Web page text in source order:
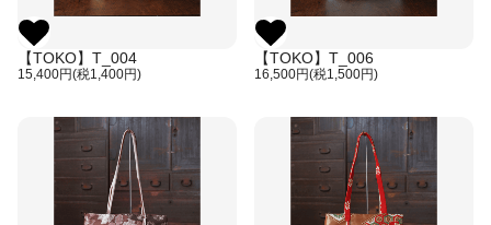
【TOKO】T_004
15,400円(税1,400円)
【TOKO】T_006
16,500円(税1,500円)